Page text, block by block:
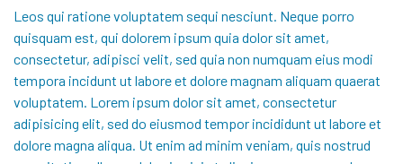
Leos qui ratione voluptatem sequi nesciunt. Neque porro
quisquam est, qui dolorem ipsum quia dolor sit amet,
consectetur, adipisci velit, sed quia non numquam eius modi
tempora incidunt ut labore et dolore magnam aliquam quaerat
voluptatem. Lorem ipsum dolor sit amet, consectetur
adipisicing elit, sed do eiusmod tempor incididunt ut labore et
dolore magna aliqua. Ut enim ad minim veniam, quis nostrud